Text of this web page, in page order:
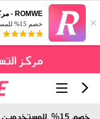
×
ROMWE - مركز التسوق الإلكتروني الخاص بك
خصم 15% للمستخدمين الجدد